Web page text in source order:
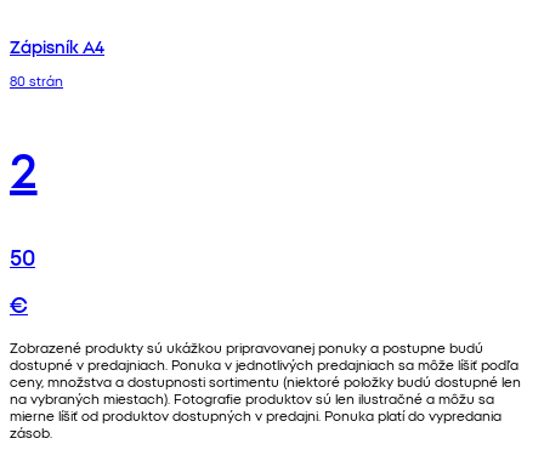
Zápisník A4
80 strán
2
50
€
Zobrazené produkty sú ukážkou pripravovanej ponuky a postupne budú
dostupné v predajniach. Ponuka v jednotlivých predajniach sa môže líšiť podľa
ceny, množstva a dostupnosti sortimentu (niektoré položky budú dostupné len
na vybraných miestach). Fotografie produktov sú len ilustračné a môžu sa
mierne líšiť od produktov dostupných v predajni. Ponuka platí do vypredania
zásob.